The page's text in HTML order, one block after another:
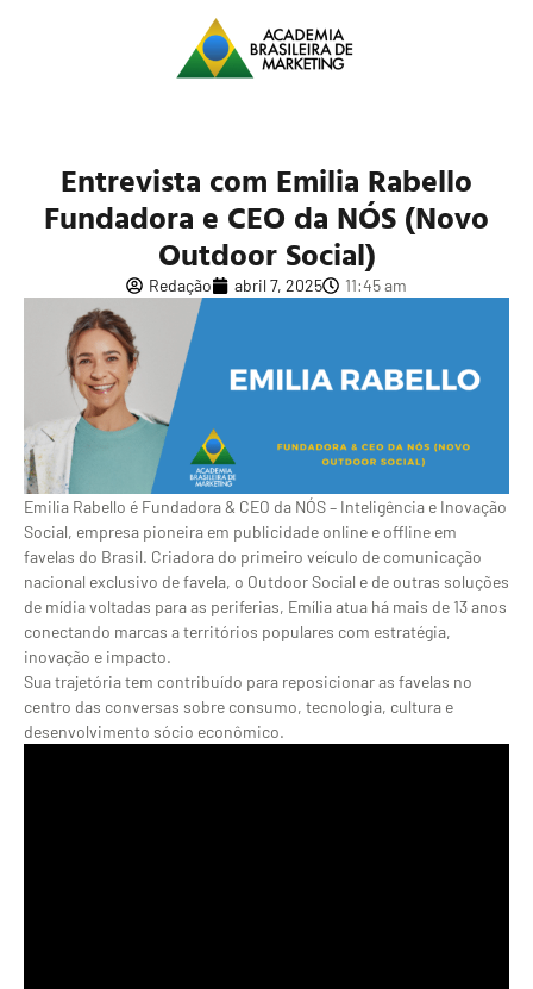
Entrevista com Emilia Rabello
Fundadora e CEO da NÓS (Novo
Outdoor Social)
Redação abril 7, 2025 11:45 am
Emilia Rabello é Fundadora & CEO da NÓS – Inteligência e Inovação
Social, empresa pioneira em publicidade online e offline em
favelas do Brasil. Criadora do primeiro veículo de comunicação
nacional exclusivo de favela, o Outdoor Social e de outras soluções
de mídia voltadas para as periferias, Emília atua há mais de 13 anos
conectando marcas a territórios populares com estratégia,
inovação e impacto.
Sua trajetória tem contribuído para reposicionar as favelas no
centro das conversas sobre consumo, tecnologia, cultura e
desenvolvimento sócio econômico.